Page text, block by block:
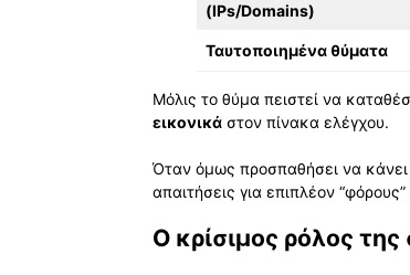
(IPs/Domains)
Ταυτοποιημένα θύματα
Μόλις το θύμα πειστεί να
εικονικά στον πίνακα ελέγχου.
Όταν όμως προσπαθήσει να κάνει
απαιτήσεις για επιπλέον “φόρους”
Ο κρίσιμος ρόλος